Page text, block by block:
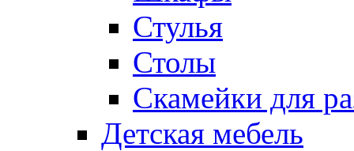
Стулья
Столы
Скамейки для
Детская мебель